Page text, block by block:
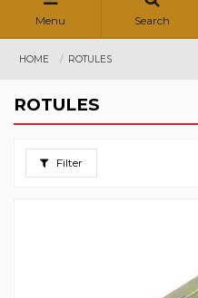
Menu Search
HOME ROTULES
ROTULES
Filter